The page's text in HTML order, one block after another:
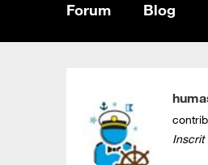
Forum Blog
Inscrit